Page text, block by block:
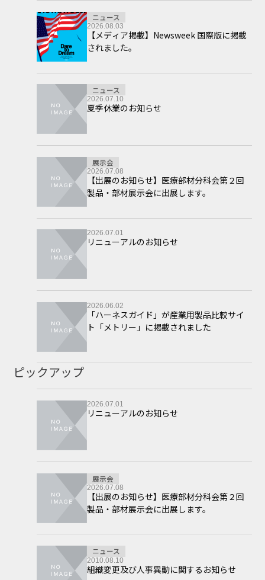
ニュース
2026.08.03
【メディア掲載】Newsweek 国際版に掲載
されました。
ニュース
2026.07.10
夏季休業のお知らせ
展示会
2026.07.08
【出展のお知らせ】医療部材分科会第２回
製品・部材展示会に出展します。
2026.07.01
リニューアルのお知らせ
2026.06.02
「ハーネスガイド」が産業用製品比較サイ
ト「メトリー」に掲載されました
ピックアップ
2026.07.01
リニューアルのお知らせ
展示会
2026.07.08
【出展のお知らせ】医療部材分科会第２回
製品・部材展示会に出展します。
ニュース
2010.08.10
組織変更及び人事異動に関するお知らせ